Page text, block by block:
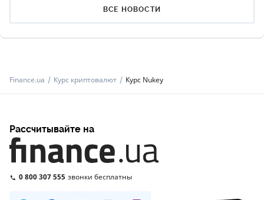
ВСЕ НОВОСТИ
Finance.ua Курс криптовалют Курс Nukey
Рассчитывайте на
0 800 307 555 звонки бесплатны